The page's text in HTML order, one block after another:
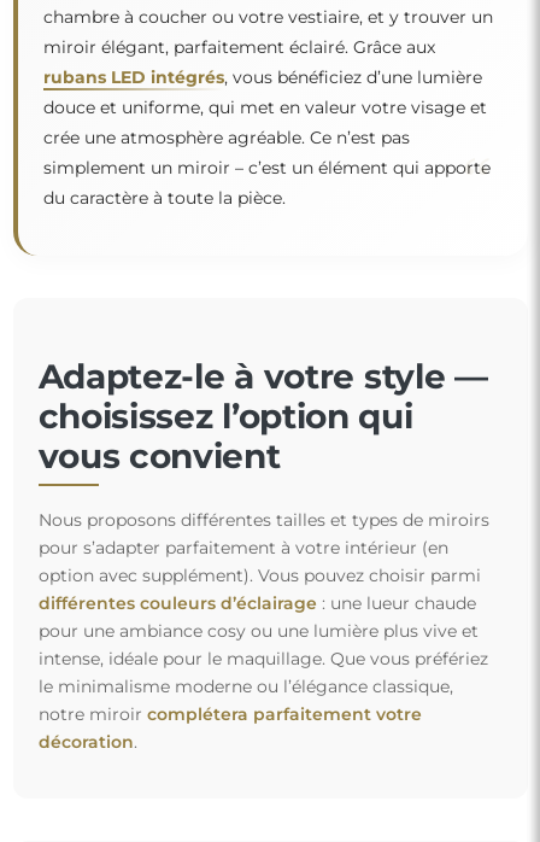
chambre à coucher ou votre vestiaire, et y trouver un
miroir élégant, parfaitement éclairé. Grâce aux
rubans LED intégrés, vous bénéficiez d’une lumière
douce et uniforme, qui met en valeur votre visage et
crée une atmosphère agréable. Ce n’est pas
simplement un miroir – c’est un élément qui apporte
du caractère à toute la pièce.
“
Adaptez-le à votre style —
choisissez l’option qui
vous convient
Nous proposons différentes tailles et types de miroirs
pour s’adapter parfaitement à votre intérieur (en
option avec supplément). Vous pouvez choisir parmi
différentes couleurs d’éclairage: une lueur chaude
pour une ambiance cosy ou une lumière plus vive et
intense, idéale pour le maquillage. Que vous préfériez
le minimalisme moderne ou l’élégance classique,
notre miroir complétera parfaitement votre
décoration.